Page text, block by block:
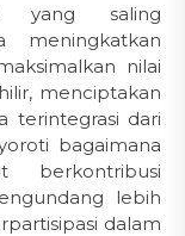
yang saling
meningkatkan
nilai
menciptakan
terintegrasi dari
bagaimana
berkontribusi
lebih
dalam